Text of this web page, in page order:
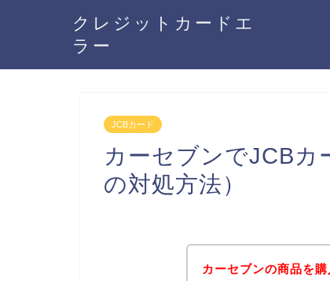
クレジットカードエ
ラー
JCBカード
カーセブンでJCBカ
の対処方法）
カーセブンの商品を